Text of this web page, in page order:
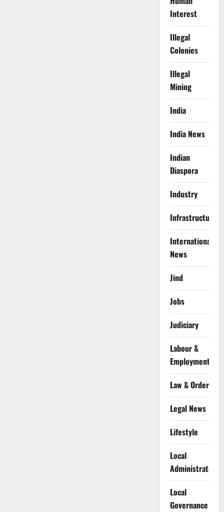
Interest
Illegal
Colonies
Illegal
Mining
India
India News
Indian
Diaspora
Industry
Infrastructure
International
News
Jind
Jobs
Judiciary
Labour &
Employment
Law & Order
Legal News
Lifestyle
Local
Administration
Local
Governance